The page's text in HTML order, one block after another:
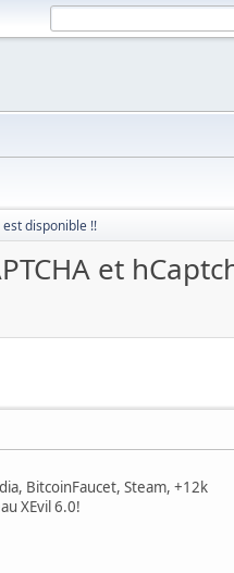
disponible !!
et
BitcoinFaucet, Steam, +12k
XEvil 6.0!